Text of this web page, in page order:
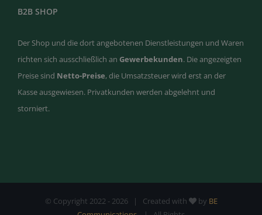
B2B SHOP
Der Shop und die dort angebotenen Dienstleistungen und Waren
richten sich ausschließlich an Gewerbekunden. Die angezeigten
Preise sind Netto-Preise, die Umsatzsteuer wird erst an der
Kasse ausgewiesen. Privatkunden werden abgelehnt und
storniert.
© Copyright 2022 - 2026 | Created with by BE